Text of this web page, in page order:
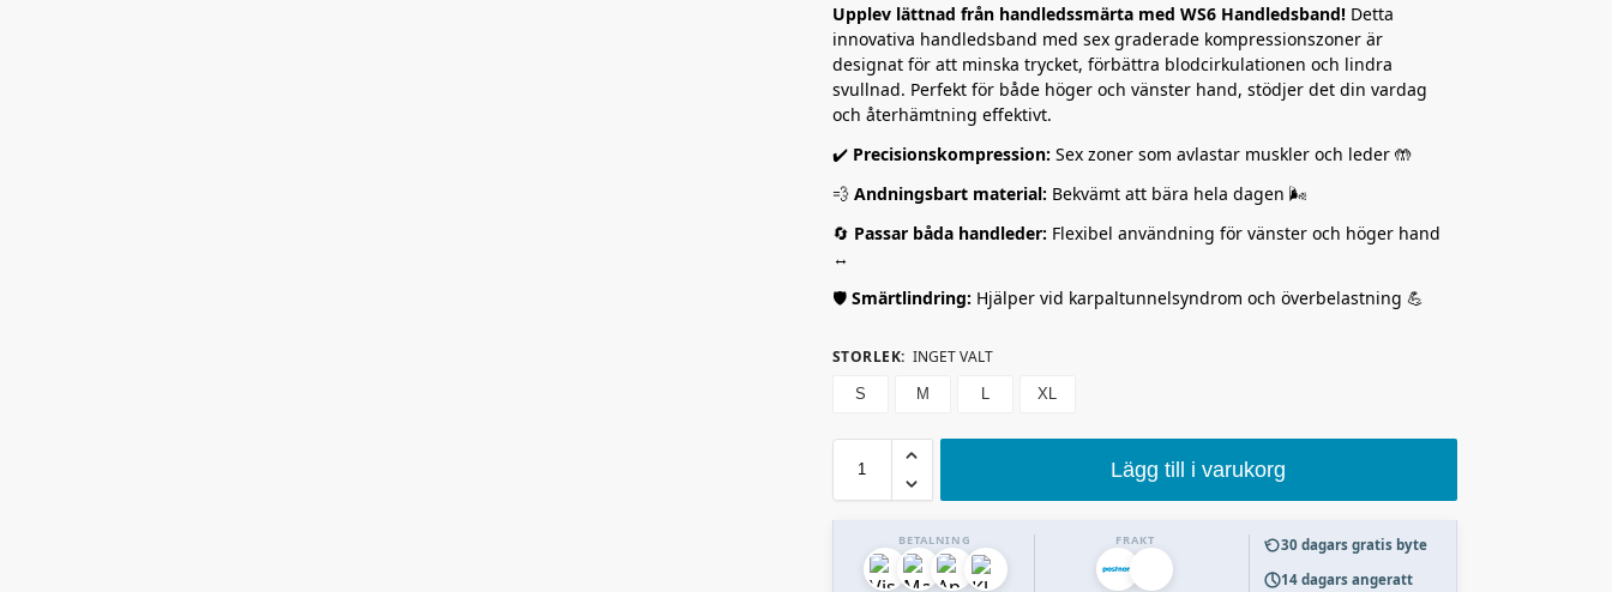
Upplev lättnad från handledssmärta med WS6 Handledsband!Detta
innovativa handledsband med sex graderade kompressionszoner är
designat för att minska trycket, förbättra blodcirkulationen och lindra
svullnad. Perfekt för både höger och vänster hand, stödjer det din vardag
och återhämtning effektivt.
✔️ Precisionskompression: Sex zoner som avlastar muskler och leder 🤲
💨 Andningsbart material: Bekvämt att bära hela dagen 🌬️
🔄 Passar båda handleder: Flexibel användning för vänster och höger hand
↔️
🛡️ Smärtlindring: Hjälper vid karpaltunnelsyndrom och överbelastning 💪
STORLEK: INGET VALT
S M L XL
Lägg till i varukorg
BETALNING FRAKT
30 dagars gratis byte
14 dagars angeratt